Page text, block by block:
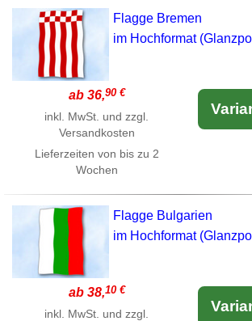
Flagge Bremen
im Hochformat
ab 36,90 €
inkl. MwSt. und zzgl.
Versandkosten
Lieferzeiten von bis zu 2
Wochen
Flagge Bulgarien
im Hochformat
ab 38,10 €
inkl. MwSt. und zzgl.